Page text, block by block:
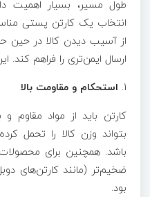
طول مسیر، بسیار اهمیت
انتخاب یک کارتن پستی
از آسیب دیدن کالا در حین
ارسال ایمن‌تری را فراهم کند.
1. استحکام و مقاومت بالا
کارتن باید از مواد
بتواند وزن کالا را تحمل
باشد. همچنین برای
ضخیم‌تر (مانند کارتن‌های
بود.